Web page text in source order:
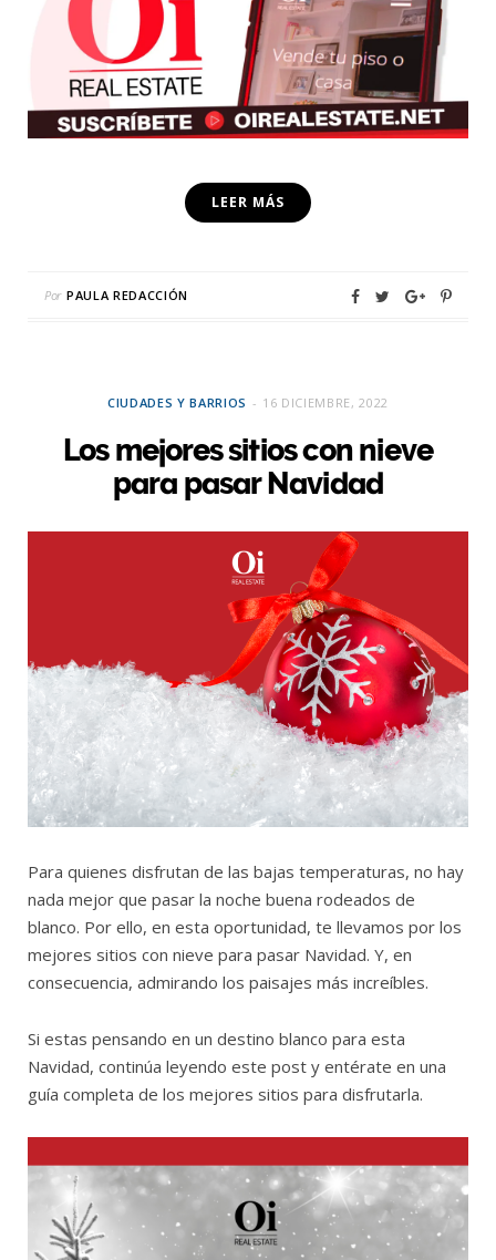
LEER MÁS
Por PAULA REDACCIÓN
CIUDADES Y BARRIOS 16 DICIEMBRE, 2022
Los mejores sitios con nieve
para pasar Navidad
Para quienes disfrutan de las bajas temperaturas, no hay
nada mejor que pasar la noche buena rodeados de
blanco. Por ello, en esta oportunidad, te llevamos por los
mejores sitios con nieve para pasar Navidad. Y, en
consecuencia, admirando los paisajes más increíbles.
Si estas pensando en un destino blanco para esta
Navidad, continúa leyendo este post y entérate en una
guía completa de los mejores sitios para disfrutarla.